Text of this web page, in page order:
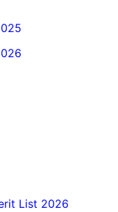
List 2026